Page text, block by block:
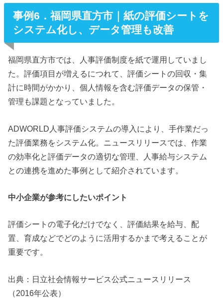
事例6．福岡県直方市｜紙の評価シートを
システム化し、データ管理も改善
福岡県直方市では、人事評価制度を紙で運用していまし
た。評価項目が増えるにつれて、評価シートの回収・集
計に時間がかかり、個人情報を含む評価データの保管・
管理も課題となっていました。
ADWORLD人事評価システムの導入により、手作業だっ
た評価業務をシステム化。ニュースリリースでは、作業
の効率化と評価データの適切な管理、人事給与システム
との連携を進めた事例として紹介されています。
中小企業が参考にしたいポイント
評価シートの電子化だけでなく、評価結果を給与、配
置、育成などでどのように活用するかまで考えることが
重要です。
出典：日立社会情報サービス公式ニュースリリース
（2016年公表）